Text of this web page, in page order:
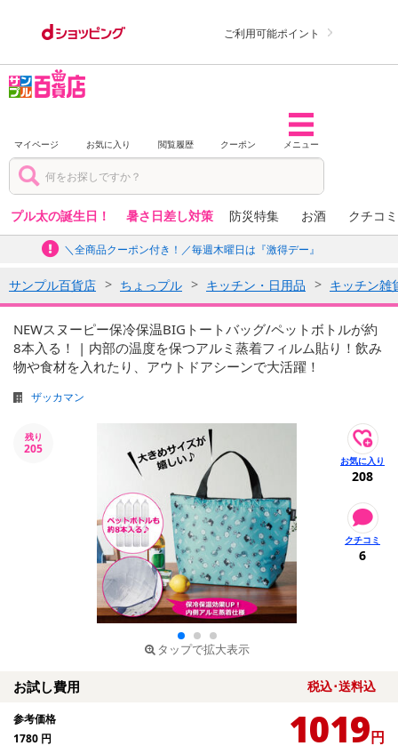
ご利用可能ポイント
マイページ お気に入り 閲覧履歴 クーポン メニュー
プル太の誕生日！ 暑さ日差し対策 防災特集 お酒 クチコ
＼全商品クーポン付き！／毎週木曜日は『激得デー』
サンプル百貨店 ちょっプル キッチン・日用品 キッチン雑
NEWスヌーピー保冷保温BIGトートバッグ/ペットボトルが約
8本入る！ | 内部の温度を保つアルミ蒸着フィルム貼り！飲み
物や食材を入れたり、アウトドアシーンで大活躍！
ザッカマン
残り
205
タップで拡大表示
208
6
お試し費用 税込･送料込
参考価格
1780 円 1019円